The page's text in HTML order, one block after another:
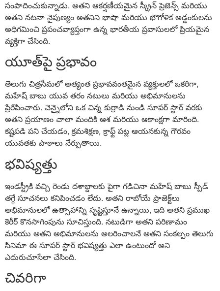
సంపాదించుకున్నాడు. అతని ఆకర్షణీయమైన స్క్రీన్ ప్రెజెన్స్ మరియు
అతని నటనా నైపుణ్యం అతనిని భాషా మరియు భౌగోళిక అడ్డంకులను
అధిగమించి ప్రపంచవ్యాప్తంగా ఉన్న భారతీయ ప్రవాసులలో ప్రియమైన
వ్యక్తిగా చేసింది.
యూత్‌పై ప్రభావం
తెలుగు చిత్రసీమలో అత్యంత ప్రభావవంతమైన వ్యక్తులలో ఒకరిగా,
మహేష్ బాబు యువ తరం నటులు మరియు అభిమానులను
ప్రేరేపించారు. చెన్నైలోని ఒక చిన్న కుర్రాడి నుండి సూపర్ స్టార్ వరకు
అతని ప్రయాణం చాలా మందికి ఆశ మరియు ఆకాంక్షగా మారింది.
కష్టపడి పని చేయడం, క్రమశిక్షణ, క్రాఫ్ట్ పట్ల ఆయనకున్న గౌరవం
యువతకు పాఠాలు నేర్పుతాయి.
భవిష్యత్తు
ఇండస్ట్రీకి వచ్చి రెండు దశాబ్దాలకు పైగా గడిచినా మహేష్ బాబు స్పీడ్
తగ్గే సూచనలు కనిపించడం లేదు. అతని రాబోయే ప్రాజెక్ట్‌లు
అభిమానులలో ఉత్సాహాన్ని సృష్టిస్తూనే ఉన్నాయి, ఇది అతని ప్రముఖ
కెరీర్ కొనసాగింపును సూచిస్తుంది. నటుడిగా అతని పరిణామం
మరియు అతని అభిమానులను అలరించాలనే అతని సంకల్పం తెలుగు
సినిమా ఈ సూపర్ స్టార్ భవిష్యత్తు ఎలా ఉంటుందో అని
ఎదురుచూసేలా చేసింది.
చివరిగా